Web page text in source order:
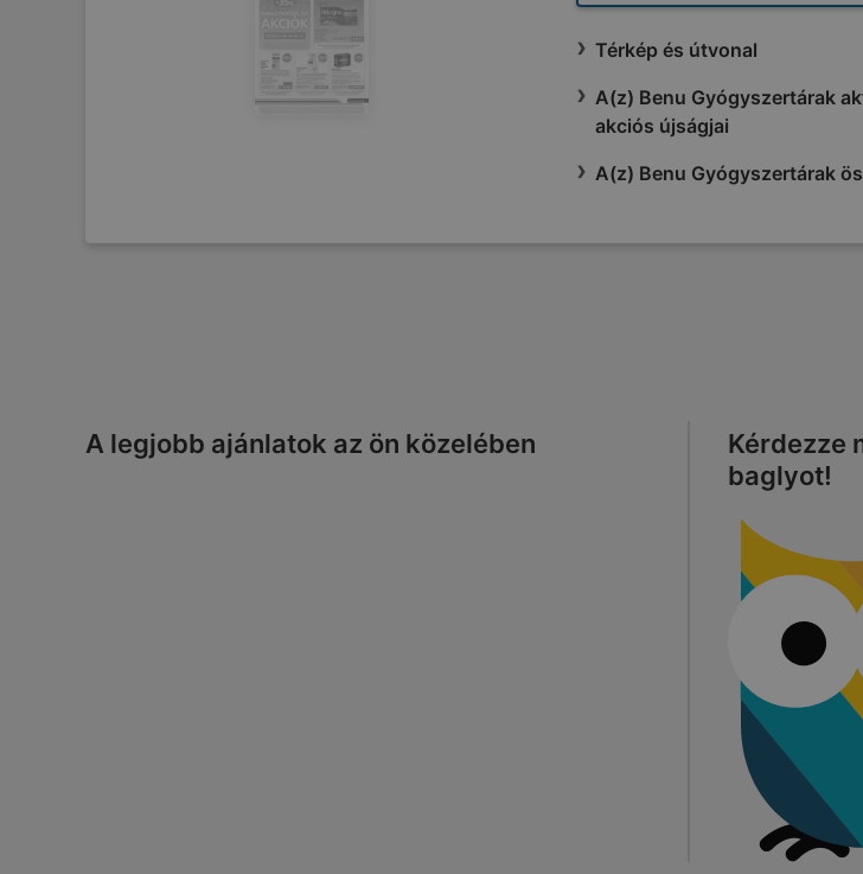
Térkép és útvonal
A(z) Benu Gyógyszertárak
akciós újságjai
A(z) Benu Gyógyszertárak
A legjobb ajánlatok az ön közelében
Kérdezze
baglyot!